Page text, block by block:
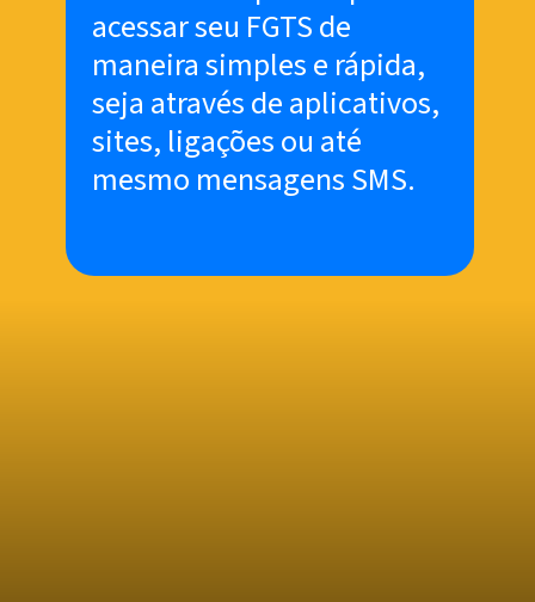
acessar seu FGTS de
maneira simples e rápida,
seja através de aplicativos,
sites, ligações ou até
mesmo mensagens SMS.